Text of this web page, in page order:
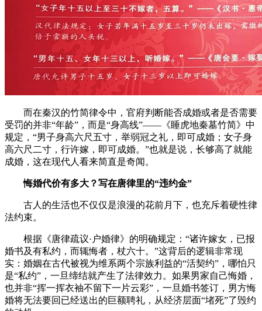
而在秦汉的竹简律令中，官府判断能否成婚或者是否需要
受罚的并非“年龄”，而是“身高线”——《睡虎地秦墓竹简》中
规定，“男子身高六尺五寸，举弱冠之礼，即可成婚；女子身
高六尺二寸，行许嫁，即可成婚。”也就是说，长够高了就能
成婚，这在现代人看来简直是奇闻。
悔婚代价有多大？写在唐律里的“违约金”
古人的生活也不仅仅是浪漫的花前月下，也充斥着硬性律
法约束。
根据《唐律疏议·户婚律》的明确规定：“诸许嫁女，已报
婚书及有私约，而辄悔者，杖六十。”这背后的逻辑非常现
实：婚姻在古代被视为维系两个宗族利益的“活契约”，哪怕只
是“私约”，一旦缔结就产生了法律效力。如果男家自己悔婚，
也并非“挥一挥衣袖不留下一片云彩”，一旦婚书签订，男方悔
婚将无法要回已经送出的巨额聘礼，从经济层面“堵死”了毁约